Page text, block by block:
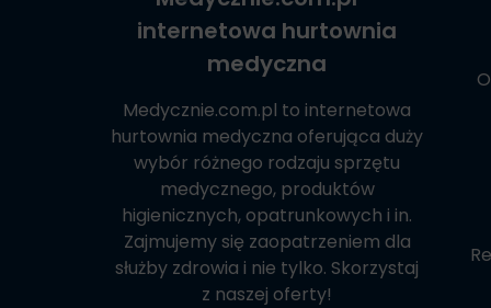
internetowa hurtownia
medyczna
Medycznie.com.pl to internetowa
hurtownia medyczna oferująca duży
wybór różnego rodzaju sprzętu
medycznego, produktów
higienicznych, opatrunkowych i in.
Zajmujemy się zaopatrzeniem dla
służby zdrowia i nie tylko. Skorzystaj
z naszej oferty!